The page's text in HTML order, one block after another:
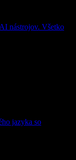
nástrojov. Všetko
jazyka so